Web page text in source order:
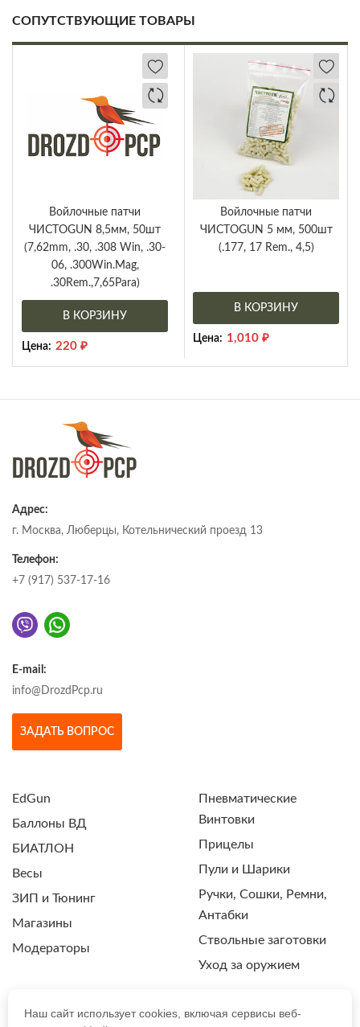
СОПУТСТВУЮЩИЕ ТОВАРЫ
Войлочные патчи
ЧИСТОGUN 8,5мм, 50шт
(7,62mm, .30, .308 Win, .30-
06, .300Win.Mag,
.30Rem.,7,65Para)
В КОРЗИНУ
Цена: 220 ₽
Войлочные патчи
ЧИСТОGUN 5 мм, 500шт
(.177, 17 Rem., 4,5)
В КОРЗИНУ
Цена: 1,010 ₽
Адрес:
г. Москва, Люберцы, Котельнический проезд 13
Телефон:
+7 (917) 537-17-16
E-mail:
info@DrozdPcp.ru
ЗАДАТЬ ВОПРОС
EdGun
Баллоны ВД
БИАТЛОН
Весы
ЗИП и Тюнинг
Магазины
Модераторы
Пневматические
Винтовки
Прицелы
Пули и Шарики
Ручки, Сошки, Ремни,
Антабки
Ствольные заготовки
Уход за оружием
Наш сайт использует cookies, включая сервисы веб-